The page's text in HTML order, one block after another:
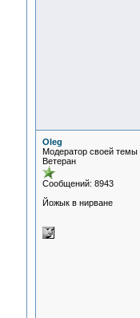
Oleg
Модератор своей темы
Ветеран
Сообщений: 8943
Йожык в нирване